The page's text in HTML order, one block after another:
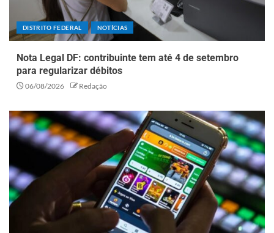
DISTRITO FEDERAL NOTÍCIAS
Nota Legal DF: contribuinte tem até 4 de setembro
para regularizar débitos
06/08/2026 Redação